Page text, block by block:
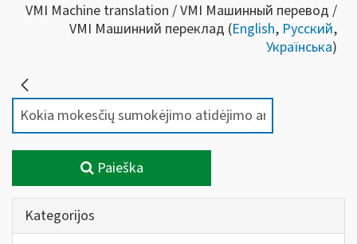
VMI Machine translation / VMI Машинный перевод /
VMI Машинний переклад (English, Русский,
Українська)
Paieška
Kategorijos